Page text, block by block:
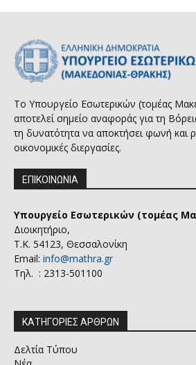
Το Υπουργείο Εσωτερικών (τομέας
αποτελεί σημείο αναφοράς για τη
τη δυνατότητα να αποκτήσει φωνή και
οικονομικές διεργασίες.
ΕΠΙΚΟΙΝΩΝΙΑ
Υπουργείο Εσωτερικών (τομέας
Διοικητήριο,
Τ.Κ. 54123, Θεσσαλονίκη
Email: info@mathra.gr
Τηλ. : 2313-501100
ΚΑΤΗΓΟΡΙΕΣ ΑΡΘΡΩΝ
Δελτία Τύπου